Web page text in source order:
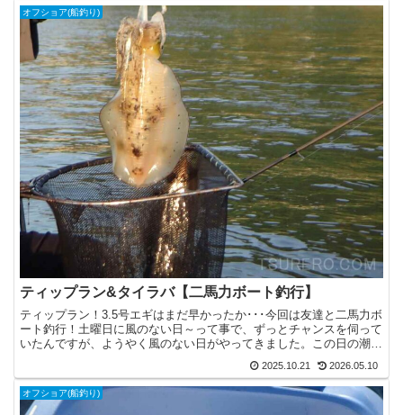
オフショア(船釣り)
ティップラン&タイラバ【二馬力ボート釣行】
ティップラン！3.5号エギはまだ早かったか･･･今回は友達と二馬力ボ
ート釣行！土曜日に風のない日～って事で、ずっとチャンスを伺って
いたんですが、ようやく風のない日がやってきました。この日の潮は
2025.10.21 2026.05.10
オフショア(船釣り)